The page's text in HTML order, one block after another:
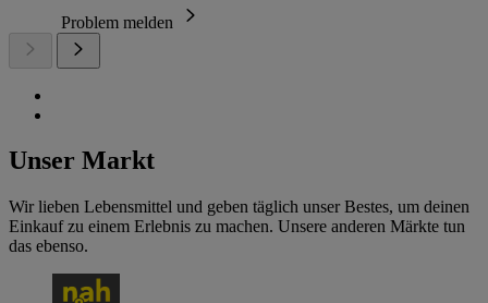
Problem melden
Unser Markt
Wir lieben Lebensmittel und geben täglich unser Bestes, um deinen
Einkauf zu einem Erlebnis zu machen. Unsere anderen Märkte tun
das ebenso.